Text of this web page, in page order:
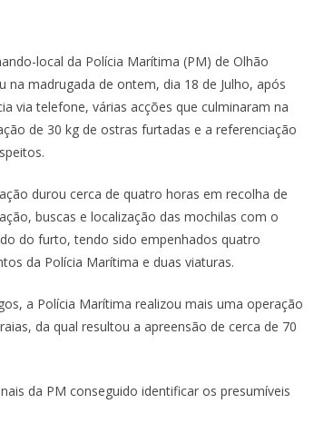
local da Polícia Marítima (PM) de Olhão
na madrugada de ontem, dia 18 de Julho, após
via telefone, várias acções que culminaram na
de 30 kg de ostras furtadas e a referenciação
durou cerca de quatro horas em recolha de
buscas e localização das mochilas com o
do furto, tendo sido empenhados quatro
da Polícia Marítima e duas viaturas.​
a Polícia Marítima realizou mais uma operação
da qual resultou a apreensão de cerca de 70
da PM conseguido identificar os presumíveis